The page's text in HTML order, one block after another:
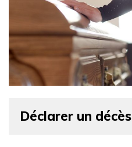
Déclarer un décès